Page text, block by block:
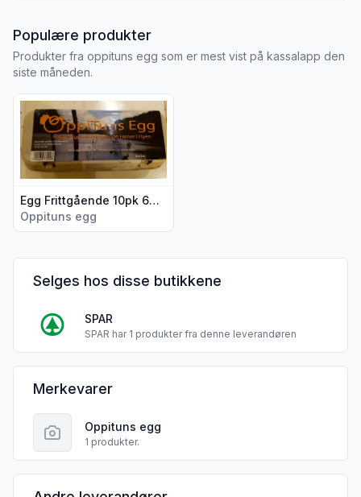
Populære produkterfra Oppituns egg
Produkter fra oppituns egg som er mest vist på kassalapp den
siste måneden.
Egg Frittgående 10pk 630g Oppituns
Oppituns egg
Vis flere detaljer for produktet "Egg Frittgående 10pk 630g
Selges hos disse butikkene
SPAR
SPAR har 1 produkter fra denne leverandøren
Oppituns egg sine
Merkevarer
Oppituns egg
1 produkter.